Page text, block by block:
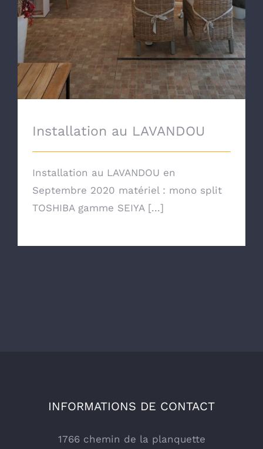
Installation au LAVANDOU
Installation au LAVANDOU en
Septembre 2020 matériel : mono split
TOSHIBA gamme SEIYA [...]
INFORMATIONS DE CONTACT
1766 chemin de la planquette